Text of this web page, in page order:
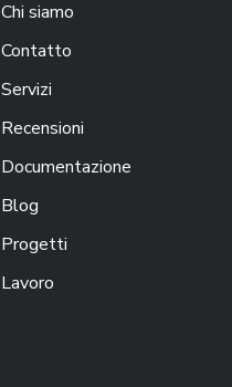
Chi siamo
Contatto
Servizi
Recensioni
Documentazione
Blog
Progetti
Lavoro